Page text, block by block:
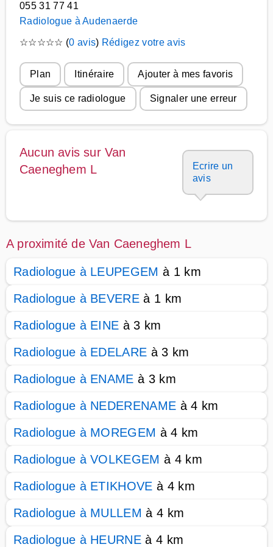
055 31 77 41
Radiologue à Audenaerde
☆☆☆☆☆ (0 avis) Rédigez votre avis
Plan Itinéraire Ajouter à mes favoris
Je suis ce radiologue Signaler une erreur
Aucun avis sur Van
Caeneghem L
Ecrire un
avis
A proximité de Van Caeneghem L
Radiologue à LEUPEGEM à 1 km
Radiologue à BEVERE à 1 km
Radiologue à EINE à 3 km
Radiologue à EDELARE à 3 km
Radiologue à ENAME à 3 km
Radiologue à NEDERENAME à 4 km
Radiologue à MOREGEM à 4 km
Radiologue à VOLKEGEM à 4 km
Radiologue à ETIKHOVE à 4 km
Radiologue à MULLEM à 4 km
Radiologue à HEURNE à 4 km